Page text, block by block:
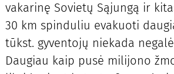
vakarinę Sovietų Sąjungą ir
30 km spinduliu evakuoti
tūkst. gyventojų niekada
Daugiau kaip pusė milijono